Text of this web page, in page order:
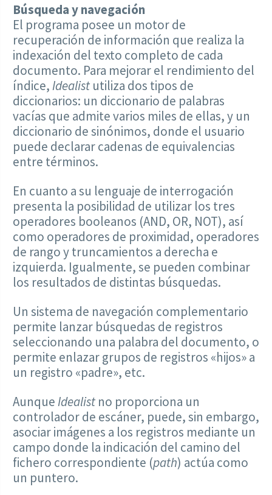
Búsqueda y navegación
El programa posee un motor de
recuperación de información que realiza la
indexación del texto completo de cada
documento. Para mejorar el rendimiento del
índice,Idealist utiliza dos tipos de
diccionarios: un diccionario de palabras
vacías que admite varios miles de ellas, y un
diccionario de sinónimos, donde el usuario
puede declarar cadenas de equivalencias
entre términos.
En cuanto a su lenguaje de interrogación
presenta la posibilidad de utilizar los tres
operadores booleanos (AND, OR, NOT), así
como operadores de proximidad, operadores
de rango y truncamientos a derecha e
izquierda. Igualmente, se pueden combinar
los resultados de distintas búsquedas.
Un sistema de navegación complementario
permite lanzar búsquedas de registros
seleccionando una palabra del documento, o
permite enlazar grupos de registros «hijos» a
un registro «padre», etc.
AunqueIdealist no proporciona un
controlador de escáner, puede, sin embargo,
asociar imágenes a los registros mediante un
campo donde la indicación del camino del
fichero correspondiente (path) actúa como
un puntero.